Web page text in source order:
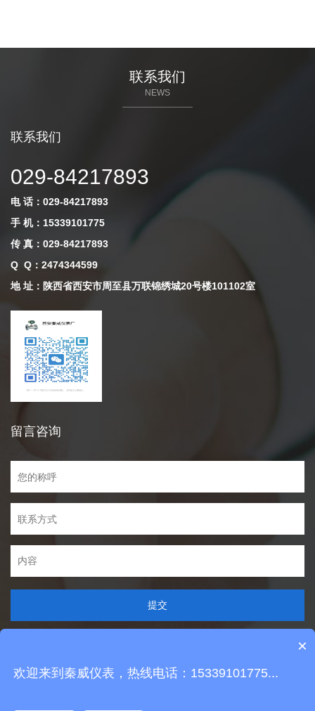
联系我们
NEWS
联系我们
029-84217893
电 话：029-84217893
手 机：15339101775
传 真：029-84217893
Q Q ： 2474344599
地 址：陕西省西安市周至县万联锦绣城20号楼101102室
留言咨询
提交
Copyright © 2021 029qw.com All Rights Reserved
×
欢迎来到秦威仪表，热线电话：15339101775...